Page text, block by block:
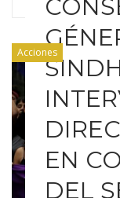
Acciones
EN
DEL